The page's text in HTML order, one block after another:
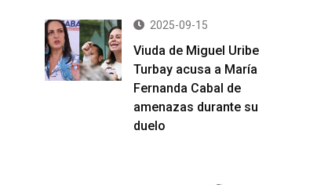
2025-09-15
Viuda de Miguel Uribe
Turbay acusa a María
Fernanda Cabal de
amenazas durante su
duelo